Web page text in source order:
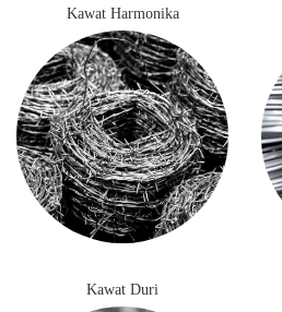
Kawat Harmonika
Kawat Duri